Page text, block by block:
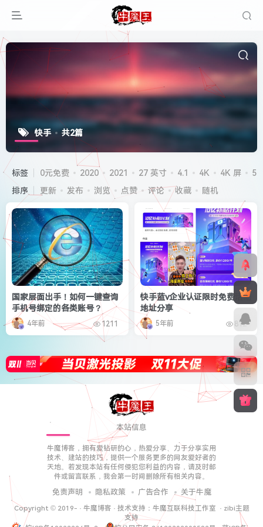
快手 共2篇
标签 0元免费 2020 2021 27 英寸 4.1 4K 4K 屏
5G
排序
更新 发布 浏览 点赞 评论 收藏 随机
国家层面出手！如何一键查询
手机号绑定的各类账号？
4年前 1211
快手蓝v企业认证限时免费活动
地址分享
5年前 812
本站信息
牛魔博客，拥有爱钻研的心，热爱分享、力于分享实用
技术、建站的技巧，提供一个服务更多的网友爱好者的
天地。若发现本站有任何侵犯您利益的内容，请及时邮
件或留言联系，我会第一时间删除所有相关内容。
免责声明 隐私政策 广告合作 关于牛魔
Copyright © 2019- · 牛魔博客 · 技术支持： 牛魔互联科技工作室 · zibi主题
支持